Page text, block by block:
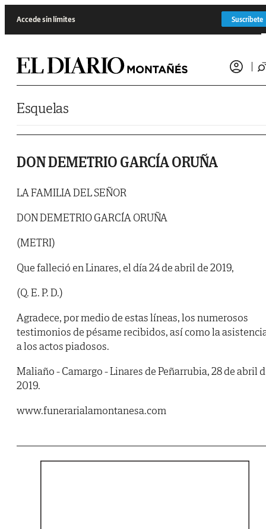
Accede sin límites Suscríbete
Esquelas
DON DEMETRIO GARCÍA ORUÑA
LA FAMILIA DEL SEÑOR
DON DEMETRIO GARCÍA ORUÑA
(METRI)
Que falleció en Linares, el día 24 de abril de 2019,
(Q. E. P. D.)
Agradece, por medio de estas líneas, los numerosos
testimonios de pésame recibidos, así como la
a los actos piadosos.
Maliaño - Camargo - Linares de Peñarrubia, 28 de abril
2019.
www.funerarialamontanesa.com